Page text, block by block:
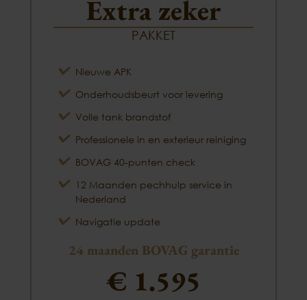
Extra zeker
PAKKET
Nieuwe APK
Onderhoudsbeurt voor levering
Volle tank brandstof
Professionele in en exterieur reiniging
BOVAG 40-punten check
12 Maanden pechhulp service in
Nederland
Navigatie update
24 maanden BOVAG garantie
€ 1.595